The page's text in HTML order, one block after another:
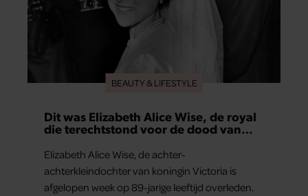
BEAUTY & LIFESTYLE
Dit was Elizabeth Alice Wise, de royal
die terechtstond voor de dood van
Elizabeth Alice Wise, de achter-
achterkleindochter van koningin Victoria is
afgelopen week op 89-jarige leeftijd overleden.